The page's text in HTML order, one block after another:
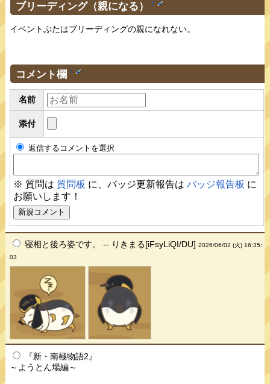
ブリーディング（親になる） †
イベントぶたはブリーディングの親になれない。
コメント欄 †
名前
添付
返信するコメントを選択
※ 質問は 質問板 に、バッジ更新報告はバッジ報告板 に
お願いします！
寝相と後ろ姿です。 -- りきまる[iFsyLiQI/DU]2026/06/02 (火) 16:35:
03
『新・南極物語2』
～ようとん場編～